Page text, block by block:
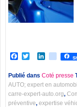
Facebook
TwitterLinkedIn
Publié dans Coté presse
AUTO; expert en
carre-expert-auto.org,
préventive, expertise